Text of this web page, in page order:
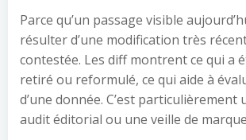
Parce qu’un passage visible
résulter d’une modification très
contestée. Les diff montrent ce qui a
retiré ou reformulé, ce qui aide à
d’une donnée. C’est particulièrement
audit éditorial ou une veille de